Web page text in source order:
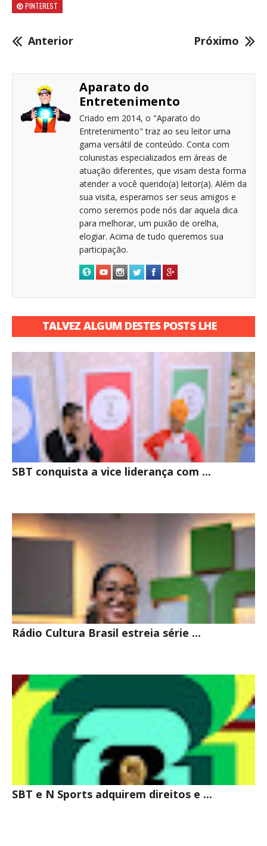
PINTEREST
Anterior Próximo
Aparato do
Entretenimento
Criado em 2014, o "Aparato do
Entretenimento" traz ao seu leitor uma
gama versátil de conteúdo. Conta com
colunistas especializados em áreas de
atuação diferentes, que visam desta forma
atender a você querido(a) leitor(a). Além da
sua visita, esperamos ser seus amigos e
como seremos pode nós dar aquela dica
para melhorar, um puxão de orelha,
elogiar. Acima de tudo queremos sua
participação.
TALVEZ ALGUM DESTES POSTS LHE
SBT conquista a vice liderança com ...
Rádio Cultura Brasil estreia série ...
SBT e N Sports adquirem direitos e ...